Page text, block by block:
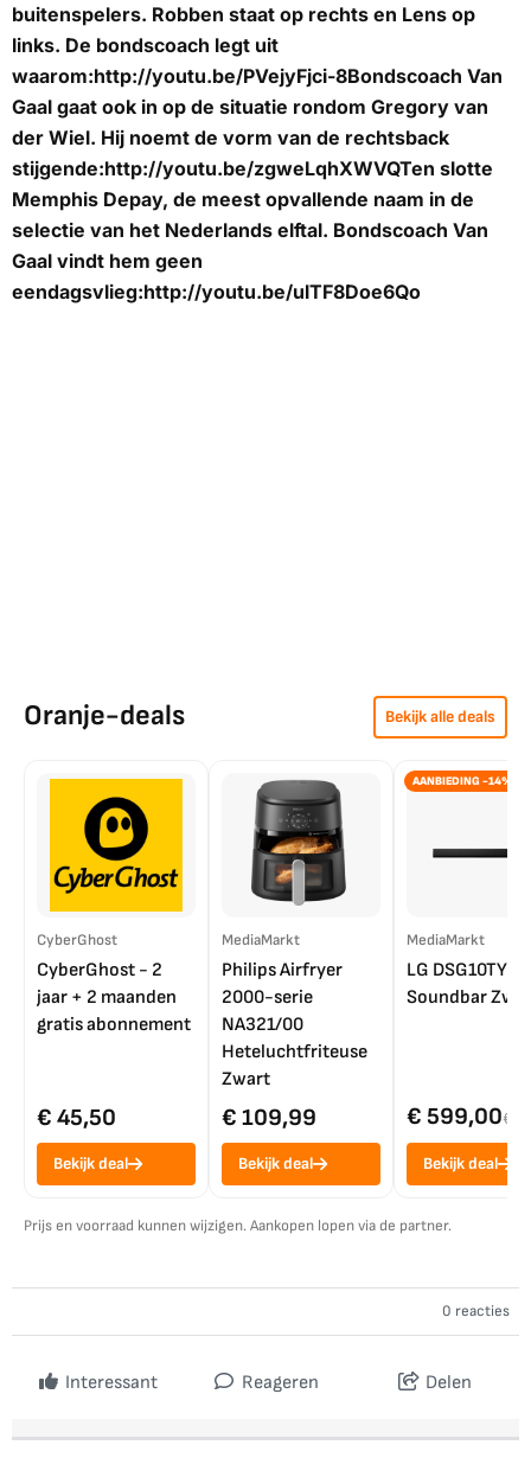
buitenspelers. Robben staat op rechts en Lens op
links. De bondscoach legt uit
waarom:http://youtu.be/PVejyFjci-8Bondscoach Van
Gaal gaat ook in op de situatie rondom Gregory van
der Wiel. Hij noemt de vorm van de rechtsback
stijgende:http://youtu.be/zgweLqhXWVQTen slotte
Memphis Depay, de meest opvallende naam in de
selectie van het Nederlands elftal. Bondscoach Van
Gaal vindt hem geen
eendagsvlieg:http://youtu.be/ulTF8Doe6Qo
Oranje-deals Bekijk alle deals
CyberGhost
CyberGhost - 2
jaar + 2 maanden
gratis abonnement
€ 45,50
Bekijk deal
MediaMarkt
Philips Airfryer
2000-serie
NA321/00
Heteluchtfriteuse
Zwart
€ 109,99
Bekijk deal
AANBIEDING -14%
MediaMarkt
LG DSG10TY
Soundbar
€ 599,00€
Bekijk deal
Prijs en voorraad kunnen wijzigen. Aankopen lopen via de partner.
0 reacties
Interessant Reageren Delen